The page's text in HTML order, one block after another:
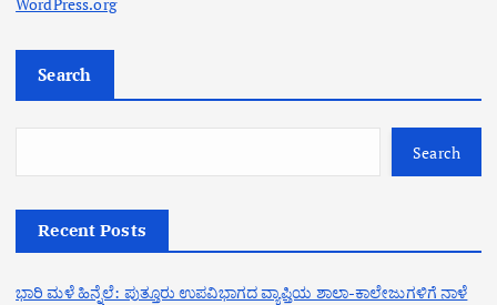
WordPress.org
Search
Search
Recent Posts
ಭಾರಿ ಮಳೆ ಹಿನ್ನೆಲೆ: ಪುತ್ತೂರು ಉಪವಿಭಾಗದ ವ್ಯಾಪ್ತಿಯ ಶಾಲಾ-ಕಾಲೇಜುಗಳಿಗೆ ನಾಳೆ